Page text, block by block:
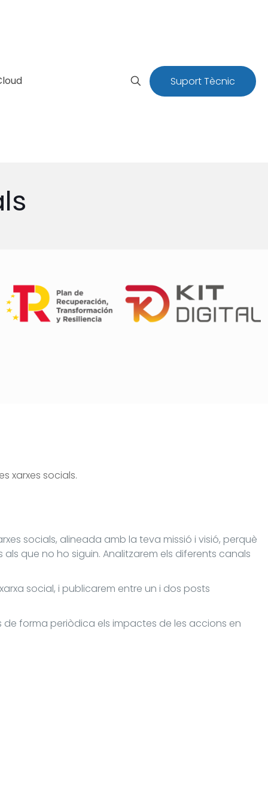
Suport Tècnic
xarxes socials.
socials, alineada amb la teva missió i visió, perquè
que no ho siguin. Analitzarem els diferents canals
social, i publicarem entre un i dos posts
forma periòdica els impactes de les accions en